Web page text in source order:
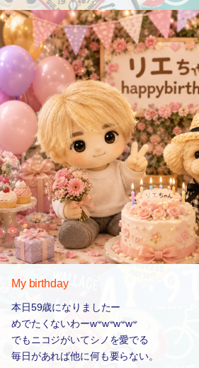
My birthday
本日59歳になりましたー
めでたくないわーw𐤔w𐤔w𐤔w𐤔
でもニコジがいてシノを愛でる
毎日があれば他に何も要らない。